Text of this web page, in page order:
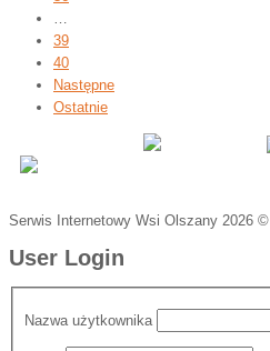
…
39
40
Następne
Ostatnie
Serwis Internetowy Wsi Olszany 2026 ©
User Login
Nazwa użytkownika